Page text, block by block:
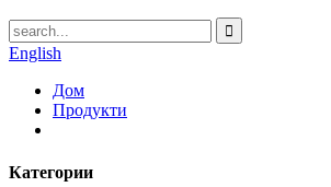
English
Дом
Продукти
Категории